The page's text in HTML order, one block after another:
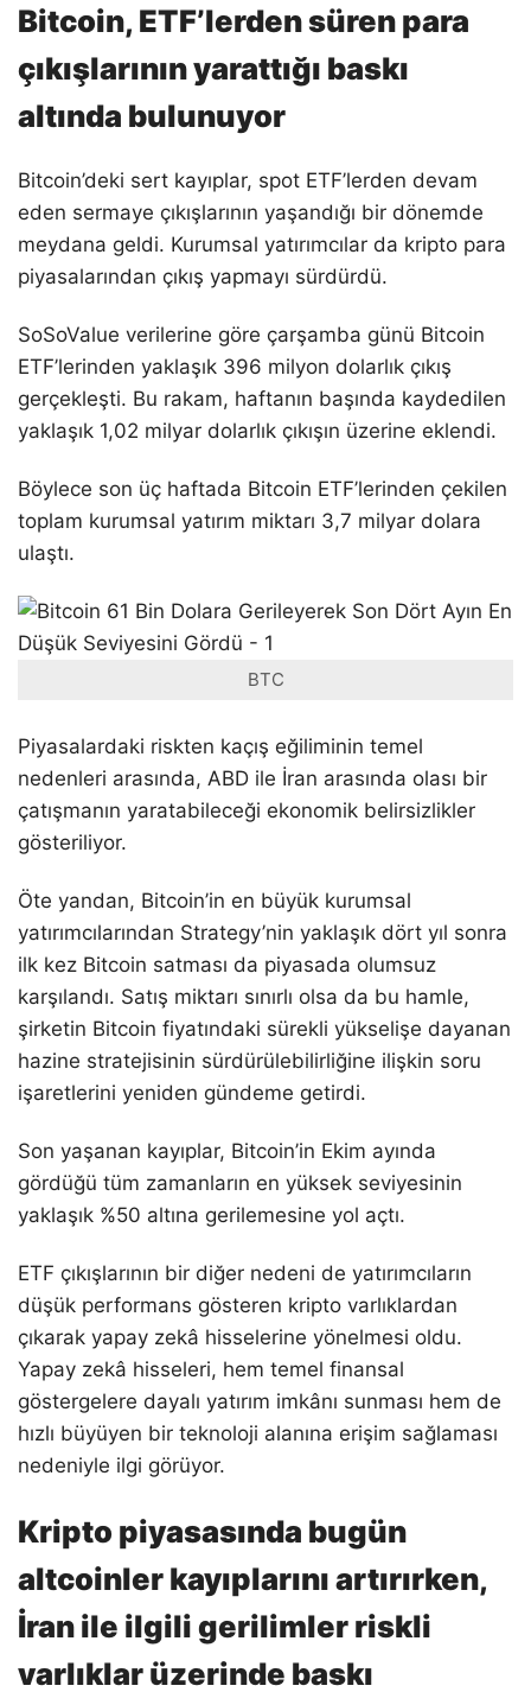
Bitcoin, ETF’lerden süren para
çıkışlarının yarattığı baskı
altında bulunuyor
Bitcoin’deki sert kayıplar, spot ETF’lerden devam
eden sermaye çıkışlarının yaşandığı bir dönemde
meydana geldi. Kurumsal yatırımcılar da kripto para
piyasalarından çıkış yapmayı sürdürdü.
SoSoValue verilerine göre çarşamba günü Bitcoin
ETF’lerinden yaklaşık 396 milyon dolarlık çıkış
gerçekleşti. Bu rakam, haftanın başında kaydedilen
yaklaşık 1,02 milyar dolarlık çıkışın üzerine eklendi.
Böylece son üç haftada Bitcoin ETF’lerinden çekilen
toplam kurumsal yatırım miktarı 3,7 milyar dolara
ulaştı.
BTC
Piyasalardaki riskten kaçış eğiliminin temel
nedenleri arasında, ABD ile İran arasında olası bir
çatışmanın yaratabileceği ekonomik belirsizlikler
gösteriliyor.
Öte yandan, Bitcoin’in en büyük kurumsal
yatırımcılarından Strategy’nin yaklaşık dört yıl sonra
ilk kez Bitcoin satması da piyasada olumsuz
karşılandı. Satış miktarı sınırlı olsa da bu hamle,
şirketin Bitcoin fiyatındaki sürekli yükselişe dayanan
hazine stratejisinin sürdürülebilirliğine ilişkin soru
işaretlerini yeniden gündeme getirdi.
Son yaşanan kayıplar, Bitcoin’in Ekim ayında
gördüğü tüm zamanların en yüksek seviyesinin
yaklaşık %50 altına gerilemesine yol açtı.
ETF çıkışlarının bir diğer nedeni de yatırımcıların
düşük performans gösteren kripto varlıklardan
çıkarak yapay zekâ hisselerine yönelmesi oldu.
Yapay zekâ hisseleri, hem temel finansal
göstergelere dayalı yatırım imkânı sunması hem de
hızlı büyüyen bir teknoloji alanına erişim sağlaması
nedeniyle ilgi görüyor.
Kripto piyasasında bugün
altcoinler kayıplarını artırırken,
İran ile ilgili gerilimler riskli
varlıklar üzerinde baskı